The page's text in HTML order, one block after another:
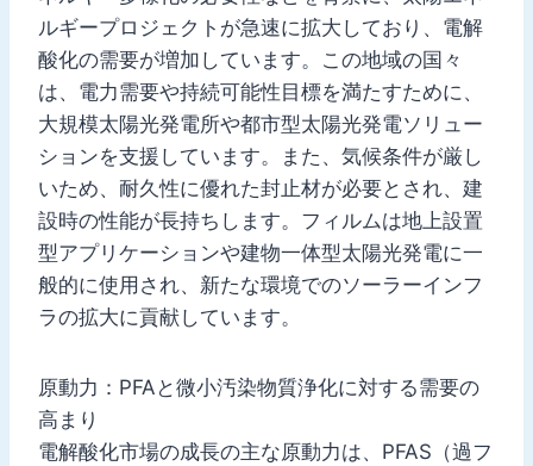
ルギープロジェクトが急速に拡大しており、電解
酸化の需要が増加しています。この地域の国々
は、電力需要や持続可能性目標を満たすために、
大規模太陽光発電所や都市型太陽光発電ソリュー
ションを支援しています。また、気候条件が厳し
いため、耐久性に優れた封止材が必要とされ、建
設時の性能が長持ちします。フィルムは地上設置
型アプリケーションや建物一体型太陽光発電に一
般的に使用され、新たな環境でのソーラーインフ
ラの拡大に貢献しています。
原動力：PFAと微小汚染物質浄化に対する需要の
高まり
電解酸化市場の成長の主な原動力は、PFAS（過フ